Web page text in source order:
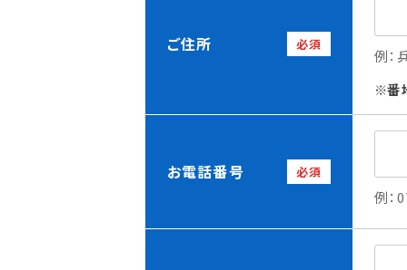
ご住所 必須
例
番
お電話番号 必須
例：